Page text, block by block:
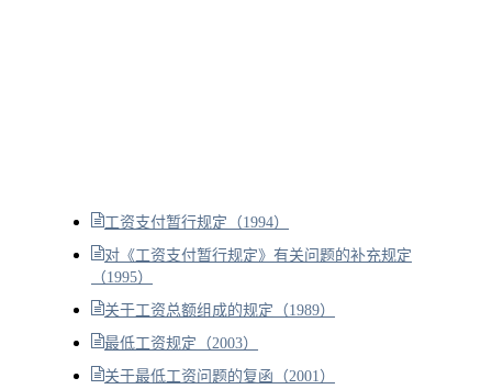
工资支付暂行规定（1994）
对《工资支付暂行规定》有关问题的补充规定
（1995）
关于工资总额组成的规定（1989）
最低工资规定（2003）
关于最低工资问题的复函（2001）